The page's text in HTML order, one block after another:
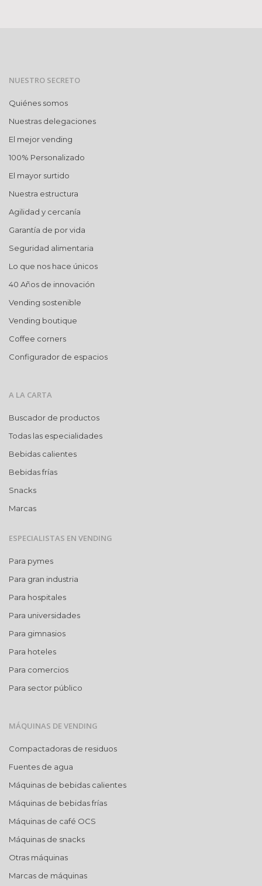
NUESTRO SECRETO
Quiénes somos
Nuestras delegaciones
El mejor vending
100% Personalizado
El mayor surtido
Nuestra estructura
Agilidad y cercanía
Garantía de por vida
Seguridad alimentaria
Lo que nos hace únicos
40 Años de innovación
Vending sostenible
Vending boutique
Coffee corners
Configurador de espacios
A LA CARTA
Buscador de productos
Todas las especialidades
Bebidas calientes
Bebidas frías
Snacks
Marcas
ESPECIALISTAS EN VENDING
Para pymes
Para gran industria
Para hospitales
Para universidades
Para gimnasios
Para hoteles
Para comercios
Para sector público
MÁQUINAS DE VENDING
Compactadoras de residuos
Fuentes de agua
Máquinas de bebidas calientes
Máquinas de bebidas frías
Máquinas de café OCS
Máquinas de snacks
Otras máquinas
Marcas de máquinas